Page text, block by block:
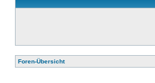
Foren-Übersicht